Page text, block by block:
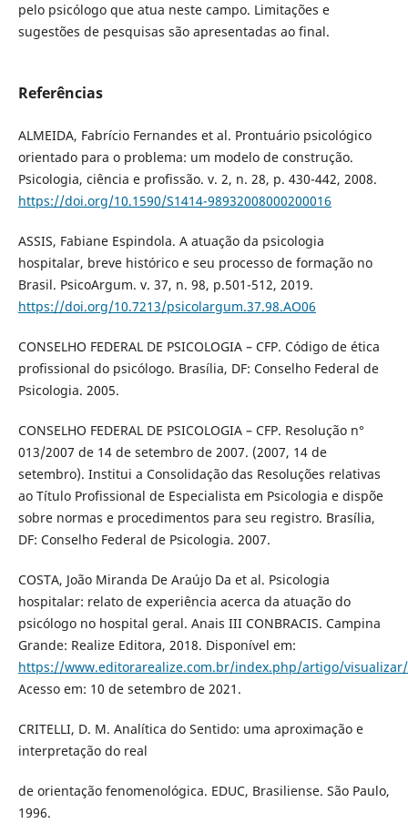
pelo psicólogo que atua neste campo. Limitações e
sugestões de pesquisas são apresentadas ao final.
Referências
ALMEIDA, Fabrício Fernandes et al. Prontuário psicológico
orientado para o problema: um modelo de construção.
Psicologia, ciência e profissão. v. 2, n. 28, p. 430-442, 2008.
https://doi.org/10.1590/S1414-98932008000200016
ASSIS, Fabiane Espindola. A atuação da psicologia
hospitalar, breve histórico e seu processo de formação no
Brasil. PsicoArgum. v. 37, n. 98, p.501-512, 2019.
https://doi.org/10.7213/psicolargum.37.98.AO06
CONSELHO FEDERAL DE PSICOLOGIA – CFP. Código de ética
profissional do psicólogo. Brasília, DF: Conselho Federal de
Psicologia. 2005.
CONSELHO FEDERAL DE PSICOLOGIA – CFP. Resolução n°
013/2007 de 14 de setembro de 2007. (2007, 14 de
setembro). Institui a Consolidação das Resoluções relativas
ao Título Profissional de Especialista em Psicologia e dispõe
sobre normas e procedimentos para seu registro. Brasília,
DF: Conselho Federal de Psicologia. 2007.
COSTA, João Miranda De Araújo Da et al. Psicologia
hospitalar: relato de experiência acerca da atuação do
psicólogo no hospital geral. Anais III CONBRACIS. Campina
Grande: Realize Editora, 2018. Disponível em:
https://www.editorarealize.com.br/index.php/artigo/
Acesso em: 10 de setembro de 2021.
CRITELLI, D. M. Analítica do Sentido: uma aproximação e
interpretação do real
de orientação fenomenológica. EDUC, Brasiliense. São Paulo,
1996.